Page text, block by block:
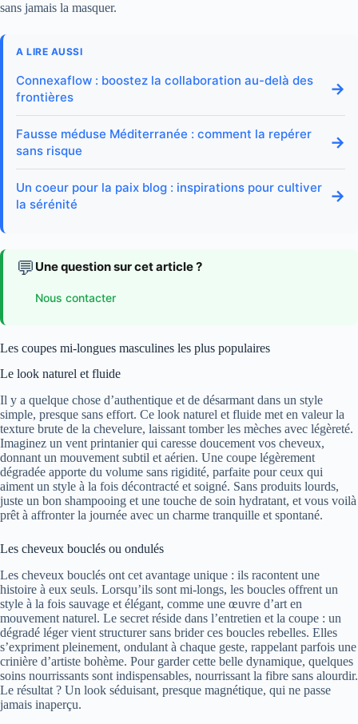
sans jamais la masquer.
A LIRE AUSSI
Connexaflow : boostez la collaboration au-delà des
frontières
→
Fausse méduse Méditerranée : comment la repérer
sans risque
→
Un coeur pour la paix blog : inspirations pour cultiver
la sérénité
→
💬 Une question sur cet article ?
Nous contacter
Les coupes mi-longues masculines les plus populaires
Le look naturel et fluide
Il y a quelque chose d’authentique et de désarmant dans un style
simple, presque sans effort. Ce look naturel et fluide met en valeur la
texture brute de la chevelure, laissant tomber les mèches avec légèreté.
Imaginez un vent printanier qui caresse doucement vos cheveux,
donnant un mouvement subtil et aérien. Une coupe légèrement
dégradée apporte du volume sans rigidité, parfaite pour ceux qui
aiment un style à la fois décontracté et soigné. Sans produits lourds,
juste un bon shampooing et une touche de soin hydratant, et vous voilà
prêt à affronter la journée avec un charme tranquille et spontané.
Les cheveux bouclés ou ondulés
Les cheveux bouclés ont cet avantage unique : ils racontent une
histoire à eux seuls. Lorsqu’ils sont mi-longs, les boucles offrent un
style à la fois sauvage et élégant, comme une œuvre d’art en
mouvement naturel. Le secret réside dans l’entretien et la coupe : un
dégradé léger vient structurer sans brider ces boucles rebelles. Elles
s’expriment pleinement, ondulant à chaque geste, rappelant parfois une
crinière d’artiste bohème. Pour garder cette belle dynamique, quelques
soins nourrissants sont indispensables, nourrissant la fibre sans alourdir.
Le résultat ? Un look séduisant, presque magnétique, qui ne passe
jamais inaperçu.